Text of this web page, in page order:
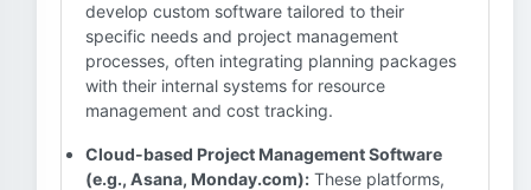
develop custom software tailored to their
specific needs and project management
processes, often integrating planning packages
with their internal systems for resource
management and cost tracking.
Cloud-based Project Management Software
(e.g., Asana, Monday.com): These platforms,